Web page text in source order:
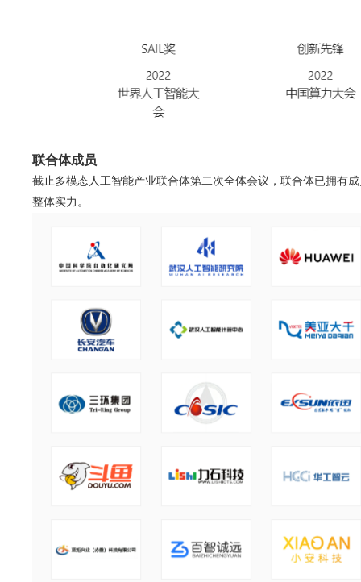
联合体成员
截止多模态人工智能产业联合体第二次全体会议，联合体已拥有
整体实力。